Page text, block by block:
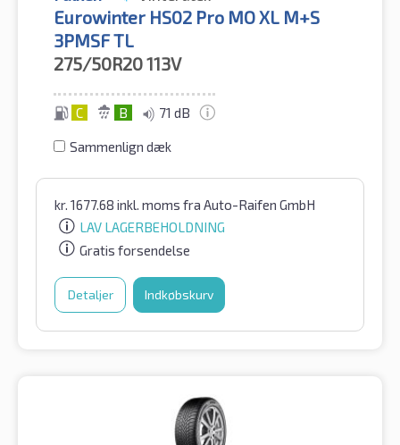
Eurowinter HS02 Pro MO XL M+S
3PMSF TL
275/50R20113V
C B 71 dB
Sammenlign dæk
kr. 1677.68 inkl. moms fra Auto-Raifen GmbH
LAV LAGERBEHOLDNING
Gratis forsendelse
Detaljer Indkøbskurv